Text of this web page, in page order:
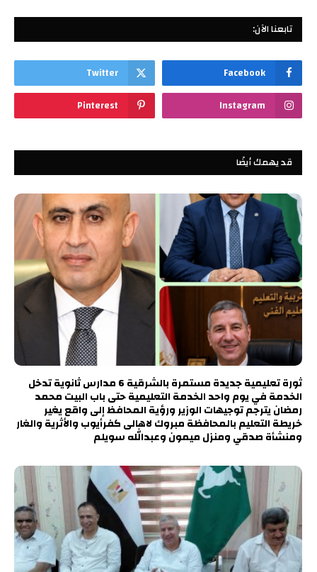
تابعنا الآن:
Facebook
Twitter
Instagram
Pinterest
قد يهمك أيضًا
ثورة تعليمية جديدة مستمرة بالشرقية 6 مدارس ثانوية تدخل
الخدمة في يوم واحد الخدمة التعليمية حتى باب البيت محمد
رمضان يترجم توجيهات الوزير ورؤية المحافظ إلى واقع يغير
خريطة التعليم بالمحافظة مبروك لاهالى كفرأيوب والأثرية والغار
ومنشأة صدقي ومنزل ميمون وعبدالله سويلم